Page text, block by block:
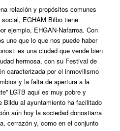
relación y propósitos comunes
EGHAM Bilbo tiene
ejemplo, EHGAN-Nafarroa. Con
une que lo que nos puede haber
es una ciudad que vende bien
hermosa, con su Festival de
caracterizada por el inmovilismo
y la falta de apertura a la
LGTB aquí es muy pobre y
Bildu al ayuntamiento ha facilitado
aún hoy la sociedad donostiarra
cerrazón y, como en el conjunto